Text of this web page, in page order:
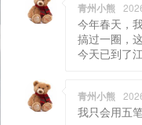
青州小熊
今年春天，
搞过一圈，
今天已到了江
青州小熊
我只会用五